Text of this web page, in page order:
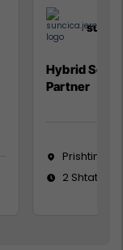
Hybrid
Partner
Prishtinë
2 Shtator